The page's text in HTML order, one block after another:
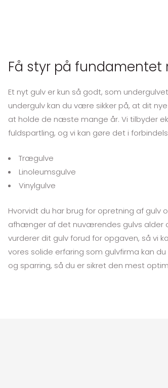
Få styr på
Et nyt gulv er kun så godt, som
undergulv kan du være sikker på, at dit
at holde de næste mange år. Vi tilbyder
fuldspartling, og vi kan gøre det i
Trægulve
​Linoleumsgulve
​Vinylgulve
Hvorvidt du har brug for opretning af
afhænger af det nuværendes gulvs alder
vurderer dit gulv forud for opgaven, så vi
vores solide erfaring som gulvfirma kan
og sparring, så du er sikret den mest